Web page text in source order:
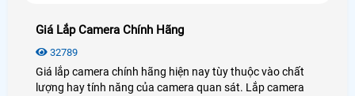
Giá Lắp Camera Chính Hãng
32789
Giá lắp camera chính hãng hiện nay tùy thuộc vào chất
lượng hay tính năng của camera quan sát. Lắp camera